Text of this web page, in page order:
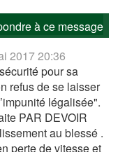
à ce message
2017 20:36
pour sa
refus de se laisser
légalisée".
PAR DEVOIR
au blessé .
perte de vitesse et